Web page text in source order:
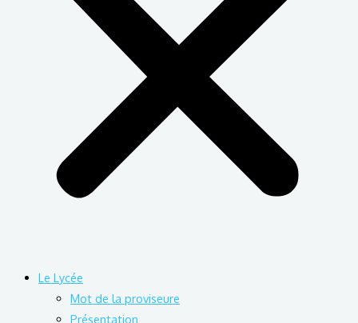
Le Lycée
Mot de la proviseure
Présentation